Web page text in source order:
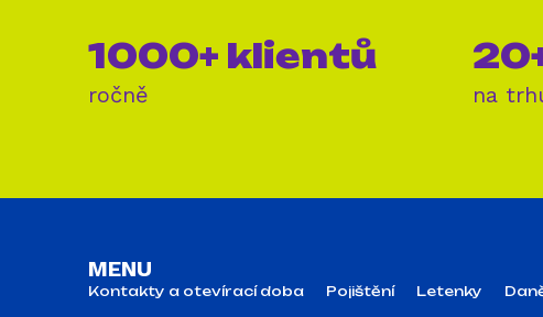
1000+ klientů
ročně na
MENU
Kontakty a otevírací doba Pojištění Letenky